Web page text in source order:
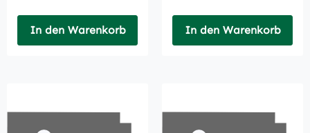
In den Warenkorb In den Warenkorb